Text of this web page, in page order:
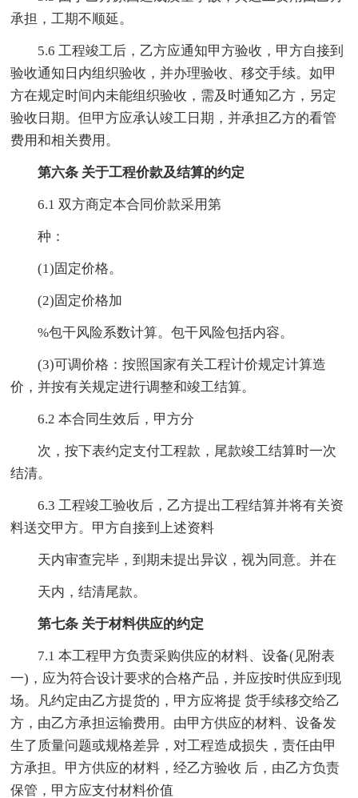
承担，工期不顺延。
5.6 工程竣工后，乙方应通知甲方验收，甲方自接到
验收通知日内组织验收，并办理验收、移交手续。如甲
方在规定时间内未能组织验收，需及时通知乙方，另定
验收日期。但甲方应承认竣工日期，并承担乙方的看管
费用和相关费用。
第六条 关于工程价款及结算的约定
6.1 双方商定本合同价款采用第
种：
(1)固定价格。
(2)固定价格加
%包干风险系数计算。包干风险包括内容。
(3)可调价格：按照国家有关工程计价规定计算造
价，并按有关规定进行调整和竣工结算。
6.2 本合同生效后，甲方分
次，按下表约定支付工程款，尾款竣工结算时一次
结清。
6.3 工程竣工验收后，乙方提出工程结算并将有关资
料送交甲方。甲方自接到上述资料
天内审查完毕，到期未提出异议，视为同意。并在
天内，结清尾款。
第七条 关于材料供应的约定
7.1 本工程甲方负责采购供应的材料、设备(见附表
一)，应为符合设计要求的合格产品，并应按时供应到现
场。凡约定由乙方提货的，甲方应将提 货手续移交给乙
方，由乙方承担运输费用。由甲方供应的材料、设备发
生了质量问题或规格差异，对工程造成损失，责任由甲
方承担。甲方供应的材料，经乙方验收 后，由乙方负责
保管，甲方应支付材料价值